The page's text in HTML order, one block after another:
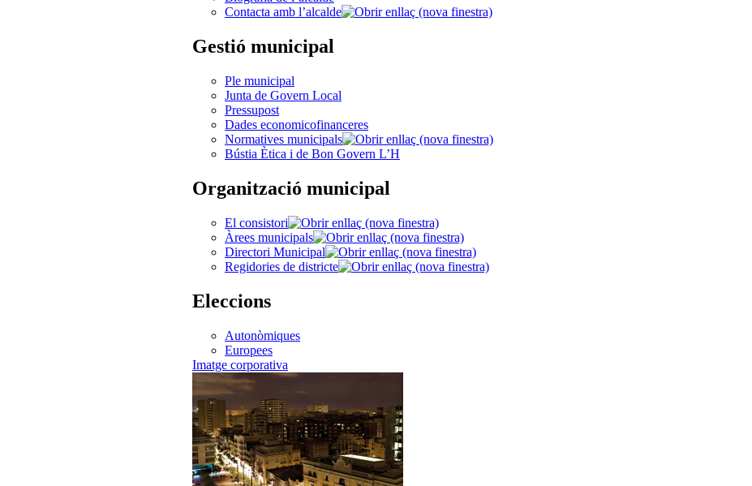
Contacta amb l’alcalde
Gestió municipal
Ple municipal
Junta de Govern Local
Pressupost
Dades economicofinanceres
Normatives municipals
Bústia Ètica i de Bon Govern L’H
Organització municipal
El consistori
Àrees municipals
Directori Municipal
Regidories de districte
Eleccions
Autonòmiques
Europees
Imatge corporativa